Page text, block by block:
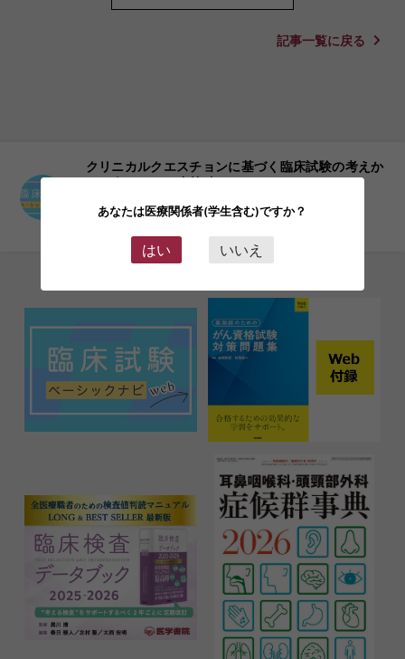
記事一覧に戻る
クリニカルクエスチョンに基づく臨床試験の考えか
「目次」はこちら
あなたは医療関係者(学生含む)ですか？
はい いいえ